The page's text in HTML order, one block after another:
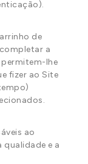
de
a
permitem-lhe
fizer ao Site
ao
e a